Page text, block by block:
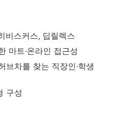
비스커스, 딥릴렉스
마트·온라인 접근성
브차를 찾는 직장인·학생
구성